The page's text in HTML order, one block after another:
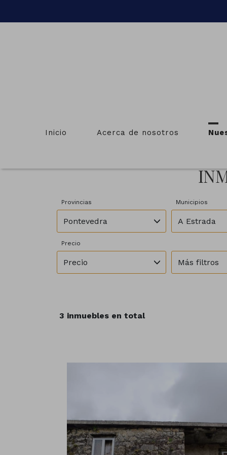
Inicio Acerca de nosotros
Provincias
Pontevedra
Municipios
A Estrada
Precio
Precio Más filtros
3 inmuebles en total